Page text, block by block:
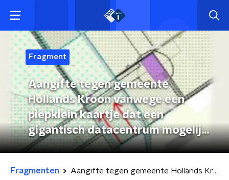
Fragment
Aangifte tegen gemeente
Hollands Kroon vanwege een
piepklein kaartje dat een
gigantisch datacentrum mogelijk
maakte
Fragmenten Aangifte tegen gemeente Hollands Kroon vanwege een piepklein kaartje dat een gigantisch datacentrum mogelijk maakte